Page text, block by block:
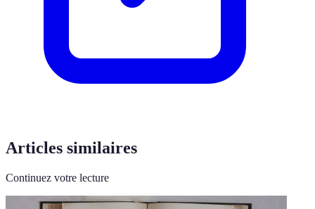
Articles similaires
Continuez votre lecture